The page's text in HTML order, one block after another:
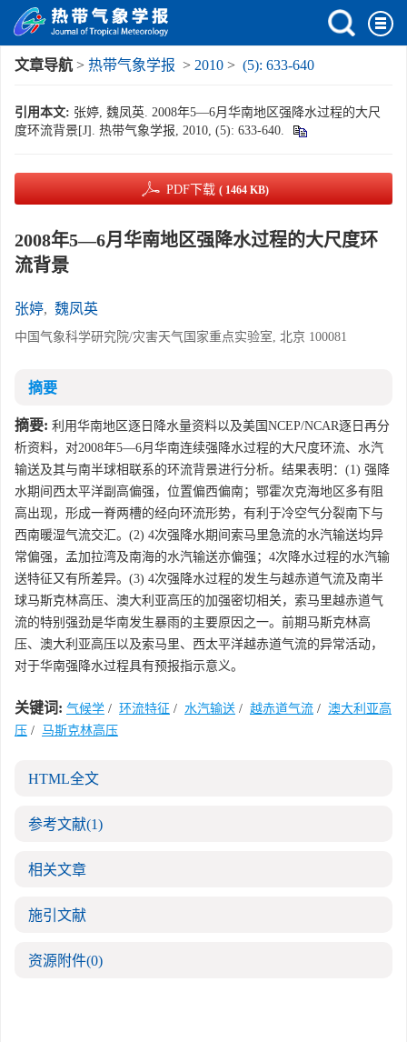
文章导航 > 热带气象学报 > 2010 > (5): 633-640
引用本文: 张婷, 魏凤英. 2008年5—6月华南地区强降水过程的大尺
度环流背景[J]. 热带气象学报, 2010, (5): 633-640.
PDF下载 ( 1464 KB)
2008年5—6月华南地区强降水过程的大尺度环
流背景
张婷, 魏凤英
中国气象科学研究院/灾害天气国家重点实验室, 北京 100081
摘要
摘要: 利用华南地区逐日降水量资料以及美国NCEP/NCAR逐日再分
析资料，对2008年5—6月华南连续强降水过程的大尺度环流、水汽
输送及其与南半球相联系的环流背景进行分析。结果表明：(1) 强降
水期间西太平洋副高偏强，位置偏西偏南；鄂霍次克海地区多有阻
高出现，形成一脊两槽的经向环流形势，有利于冷空气分裂南下与
西南暖湿气流交汇。(2) 4次强降水期间索马里急流的水汽输送均异
常偏强，孟加拉湾及南海的水汽输送亦偏强；4次降水过程的水汽输
送特征又有所差异。(3) 4次强降水过程的发生与越赤道气流及南半
球马斯克林高压、澳大利亚高压的加强密切相关，索马里越赤道气
流的特别强劲是华南发生暴雨的主要原因之一。前期马斯克林高
压、澳大利亚高压以及索马里、西太平洋越赤道气流的异常活动，
对于华南强降水过程具有预报指示意义。
关键词: 气候学 / 环流特征 / 水汽输送 / 越赤道气流 / 澳大利亚高
压 / 马斯克林高压
HTML全文
参考文献(1)
相关文章
施引文献
资源附件(0)